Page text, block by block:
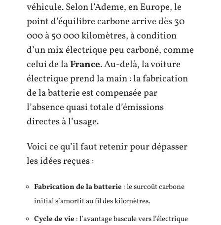
véhicule. Selon l’Ademe, en Europe, le
point d’équilibre carbone arrive dès 30
000 à 50 000 kilomètres, à condition
d’un mix électrique peu carboné, comme
celui de laFrance. Au-delà, la voiture
électrique prend la main : la fabrication
de la batterie est compensée par
l’absence quasi totale d’émissions
directes à l’usage.
Voici ce qu’il faut retenir pour dépasser
les idées reçues :
Fabrication de la batterie : le surcoût carbone
initial s’amortit au fil des kilomètres.
Cycle de vie : l’avantage bascule vers l’électrique